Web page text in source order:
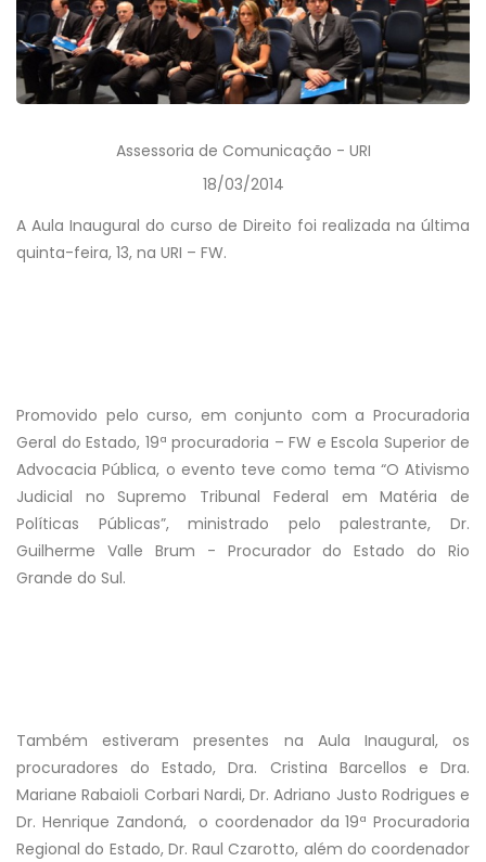
Assessoria de Comunicação - URI
18/03/2014
A Aula Inaugural do curso de Direito foi realizada na última
quinta-feira, 13, na URI – FW.
Promovido pelo curso, em conjunto com a Procuradoria
Geral do Estado, 19ª procuradoria – FW e Escola Superior de
Advocacia Pública, o evento teve como tema “O Ativismo
Judicial no Supremo Tribunal Federal em Matéria de
Políticas Públicas”, ministrado pelo palestrante, Dr.
Guilherme Valle Brum - Procurador do Estado do Rio
Grande do Sul.
Também estiveram presentes na Aula Inaugural, os
procuradores do Estado, Dra. Cristina Barcellos e Dra.
Mariane Rabaioli Corbari Nardi, Dr. Adriano Justo Rodrigues e
Dr. Henrique Zandoná, o coordenador da 19ª Procuradoria
Regional do Estado, Dr. Raul Czarotto, além do coordenador